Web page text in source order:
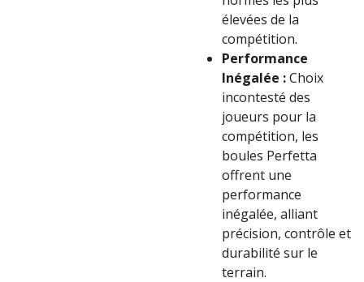
élevées de la
compétition.
Performance
Inégalée :Choix
incontesté des
joueurs pour la
compétition, les
boules Perfetta
offrent une
performance
inégalée, alliant
précision, contrôle et
durabilité sur le
terrain.